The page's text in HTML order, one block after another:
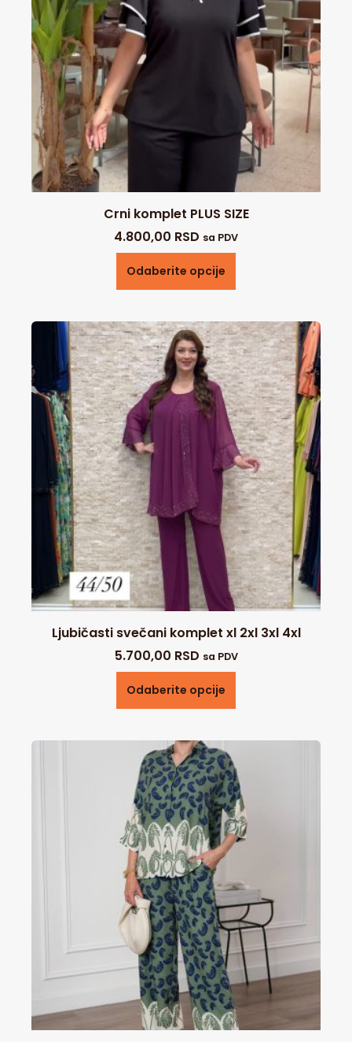
Crni komplet PLUS SIZE
4.800,00 RSD sa PDV
Odaberite opcije
Ljubičasti svečani komplet xl 2xl 3xl 4xl
5.700,00 RSD sa PDV
Odaberite opcije